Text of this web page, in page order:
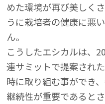
めた環境が再び美しく
うに栽培者の健康に悪
ん。
こうしたエシカルは、
連サミットで提案され
時に取り組む事ができ
継続性が重要であると